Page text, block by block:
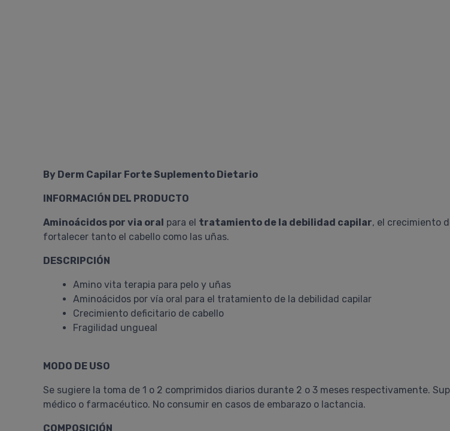
By Derm Capilar Forte Suplemento Dietario
INFORMACIÓN DEL PRODUCTO
Aminoácidos por via oral para el tratamiento de la debilidad capilar, el crecimiento
fortalecer tanto el cabello como las uñas.
DESCRIPCIÓN
Amino vita terapia para pelo y uñas
Aminoácidos por vía oral para el tratamiento de la debilidad capilar
Crecimiento deficitario de cabello
Fragilidad ungueal
MODO DE USO
Se sugiere la toma de 1 o 2 comprimidos diarios durante 2 o 3 meses respectivamente.
médico o farmacéutico. No consumir en casos de embarazo o lactancia.
COMPOSICIÓN